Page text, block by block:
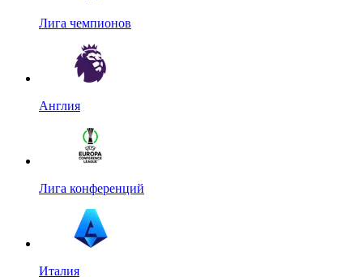
Лига чемпионов
Англия
Лига конференций
Италия